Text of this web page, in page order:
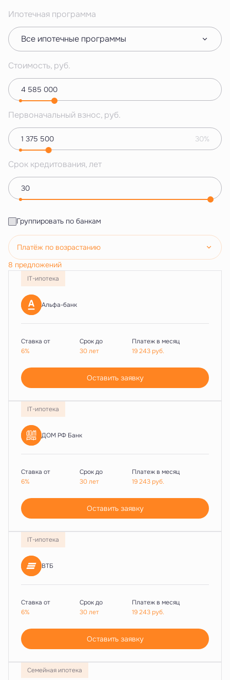
Ипотечная программа
Все ипотечные программы
Стоимость, руб.
Первоначальный взнос, руб.
30%
Срок кредитования, лет
Группировать по банкам
Платёж по возрастанию
8 предложений
IT-ипотека
Альфа-банк
Ставка от
6%
Срок до
30 лет
Платеж в месяц
19 243руб.
Оставить заявку
IT-ипотека
ДОМ РФ Банк
Ставка от
6%
Срок до
30 лет
Платеж в месяц
19 243руб.
Оставить заявку
IT-ипотека
ВТБ
Ставка от
6%
Срок до
30 лет
Платеж в месяц
19 243руб.
Оставить заявку
Семейная ипотека